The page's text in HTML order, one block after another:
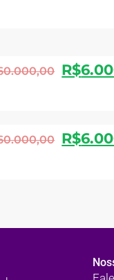
R$
R$